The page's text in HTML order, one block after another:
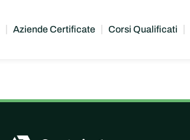
Aziende Certificate Corsi Qualificati